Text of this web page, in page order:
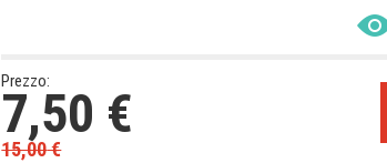
Prezzo:
7,50 €
15,00€